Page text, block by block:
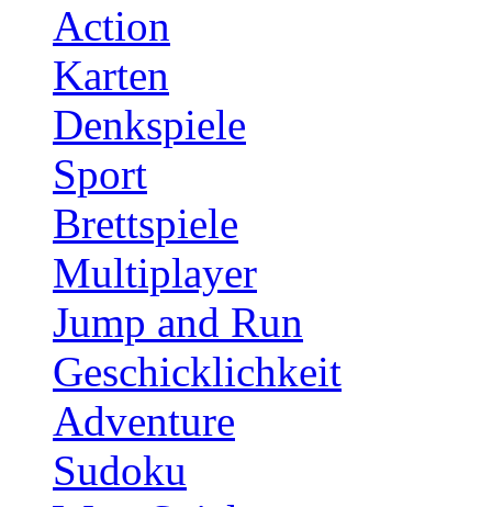
Action
Karten
Denkspiele
Sport
Brettspiele
Multiplayer
Jump and Run
Geschicklichkeit
Adventure
Sudoku